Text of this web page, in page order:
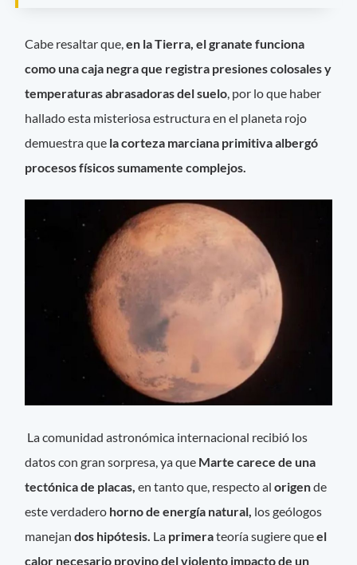
Cabe resaltar que,en la Tierra, el granate funciona
como una caja negra que registra presiones colosales y
temperaturas abrasadoras del suelo, por lo que haber
hallado esta misteriosa estructura en el planeta rojo
demuestra que la corteza marciana primitiva albergó
procesos físicos sumamente complejos.
La comunidad astronómica internacional recibió los
datos con gran sorpresa, ya que Marte carece de una
tectónica de placas,en tanto que, respecto al origende
este verdadero horno de energía natural, los geólogos
manejandos hipótesis. La primerateoría sugiere queel
calor necesario provino del violento impacto de un